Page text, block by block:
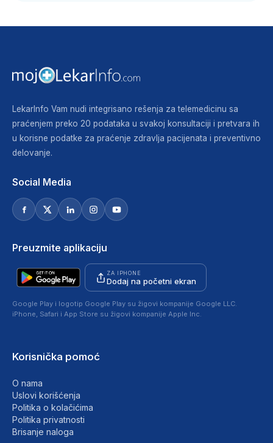
LekarInfo Vam nudi integrisano rešenja za telemedicinu sa
praćenjem preko 20 podataka u svakoj konsultaciji i pretvara ih
u korisne podatke za praćenje zdravlja pacijenata i preventivno
delovanje.
Social Media
Preuzmite aplikaciju
ZA IPHONE
Dodaj na početni ekran
Google Play i logotip Google Play su žigovi kompanije Google LLC.
iPhone, Safari i App Store su žigovi kompanije Apple Inc.
Korisnička pomoć
O nama
Uslovi korišćenja
Politika o kolačićima
Politika privatnosti
Brisanje naloga